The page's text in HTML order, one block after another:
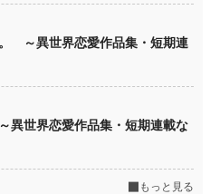
～異世界恋愛作品集・短期連
世界恋愛作品集・短期連載な
もっと見る